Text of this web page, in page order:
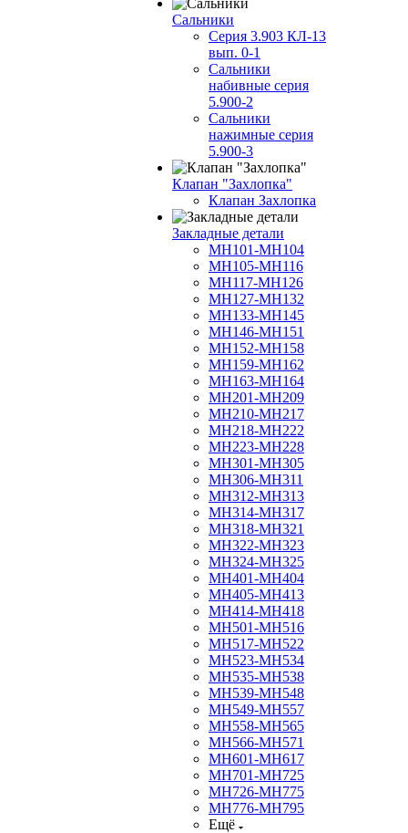
Сальники
Серия 3.903 КЛ-13
вып. 0-1
Сальники
набивные серия
5.900-2
Сальники
нажимные серия
5.900-3
Клапан "Захлопка"
Клапан Захлопка
Закладные детали
МН101-МН104
МН105-МН116
МН117-МН126
МН127-МН132
МН133-МН145
МН146-МН151
МН152-МН158
МН159-МН162
МН163-МН164
МН201-МН209
МН210-МН217
МН218-МН222
МН223-МН228
МН301-МН305
МН306-МН311
МН312-МН313
МН314-МН317
МН318-МН321
МН322-МН323
МН324-МН325
МН401-МН404
МН405-МН413
МН414-МН418
МН501-МН516
МН517-МН522
МН523-МН534
МН535-МН538
МН539-МН548
МН549-МН557
МН558-МН565
МН566-МН571
МН601-МН617
МН701-МН725
МН726-МН775
МН776-МН795
Ещё